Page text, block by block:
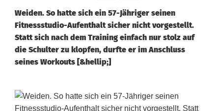
Weiden. So hatte sich ein 57-Jähriger seinen
Fitnessstudio-Aufenthalt sicher nicht vorgestellt.
Statt sich nach dem Training einfach nur stolz auf
die Schulter zu klopfen, durfte er im Anschluss
seines Workouts [&hellip;]